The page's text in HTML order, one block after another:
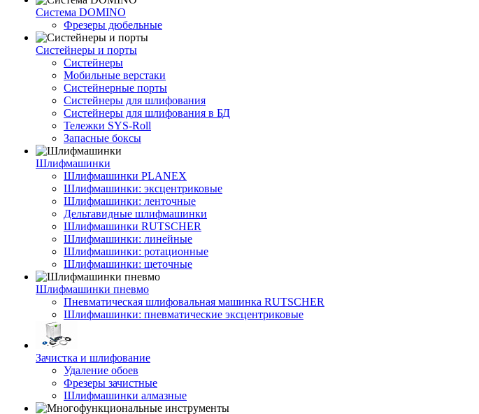
Система DOMINO
Фрезеры дюбельные
Систейнеры и порты
Систейнеры
Мобильные верстаки
Систейнерные порты
Систейнеры для шлифования
Систейнеры для шлифования в БД
Тележки SYS-Roll
Запасные боксы
Шлифмашинки
Шлифмашинки PLANEX
Шлифмашинки: эксцентриковые
Шлифмашинки: ленточные
Дельтавидные шлифмашинки
Шлифмашинки RUTSCHER
Шлифмашинки: линейные
Шлифмашинки: ротационные
Шлифмашинки: щеточные
Шлифмашинки пневмо
Пневматическая шлифовальная машинка RUTSCHER
Шлифмашинки: пневматические эксцентриковые
Зачистка и шлифование
Удаление обоев
Фрезеры зачистные
Шлифмашинки алмазные